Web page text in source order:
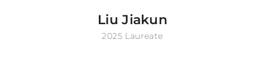
Liu Jiakun
2025 Laureate